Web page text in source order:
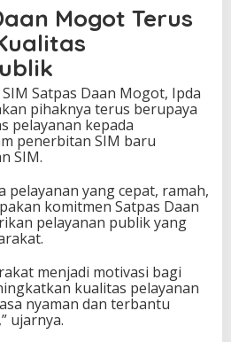
Mogot Terus
Satpas Daan Mogot, Ipda
pihaknya terus berupaya
pelayanan kepada
penerbitan SIM baru
SIM.
pelayanan yang cepat, ramah,
komitmen Satpas Daan
pelayanan publik yang
menjadi motivasi bagi
kualitas pelayanan
nyaman dan terbantu
ujarnya.